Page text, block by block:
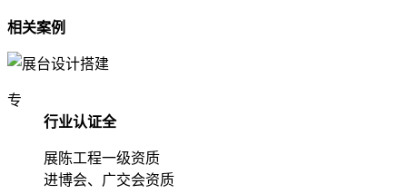
相关案例
专
行业认证全
展陈工程一级资质
进博会、广交会资质